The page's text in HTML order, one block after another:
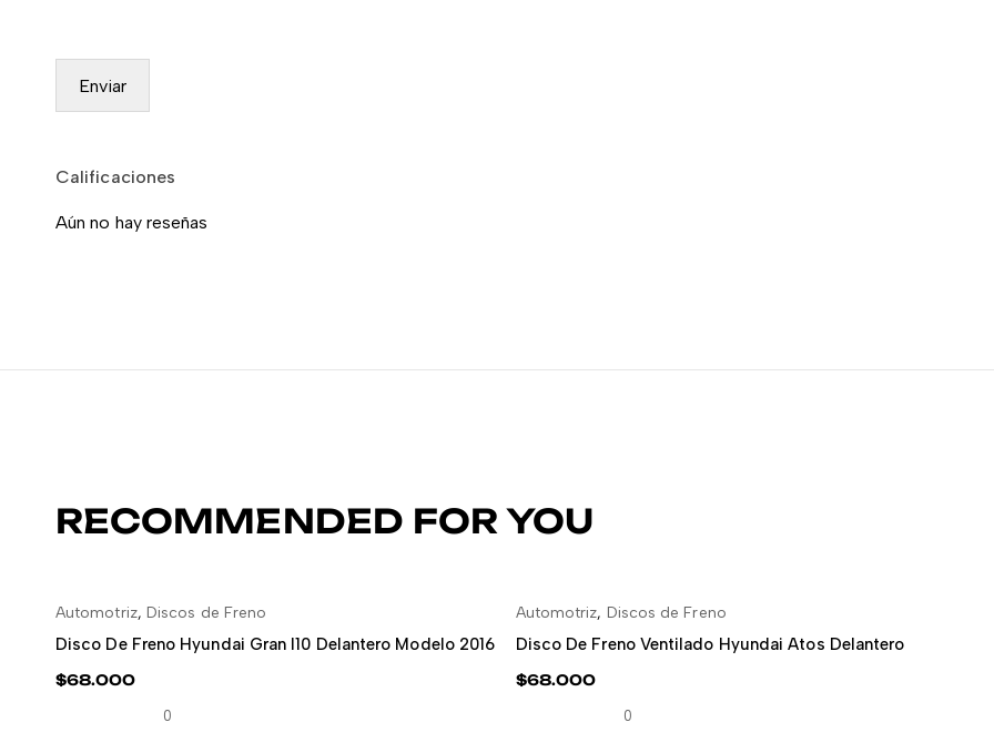
Calificaciones
Aún no hay reseñas
RECOMMENDED FOR YOU
AÑADIR AL CARRITO
Automotriz, Discos de Freno
Disco De Freno Hyundai Gran I10 Delantero Modelo 2016
$68.000
0
AÑADIR AL CARRITO
Automotriz, Discos de Freno
Disco De Freno Ventilado Hyundai Atos Delantero
$68.000
0